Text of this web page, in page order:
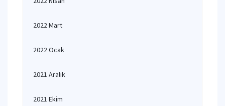
2022 Mart
2022 Ocak
2021 Aralık
2021 Ekim